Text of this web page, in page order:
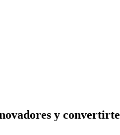
y convertirte